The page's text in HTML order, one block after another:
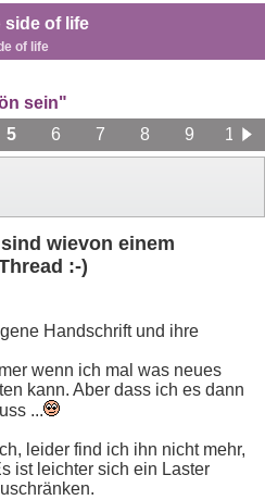
side of life
of life
sein"
5 6 7 8 9
10
wievon einem
:-)
Handschrift und ihre
wenn ich mal was neues
kann. Aber dass ich es dann
...
leider find ich ihn nicht mehr,
ist leichter sich ein Laster